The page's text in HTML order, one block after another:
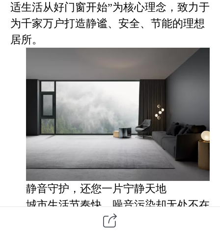
适生活从好门窗开始”为核心理念，致力于
为千家万户打造静谧、安全、节能的理想
居所。
静音守护，还您一片宁静天地
城市生活节奏快，噪音污染却无处不在
——车流声、人声、施工声……长期处于